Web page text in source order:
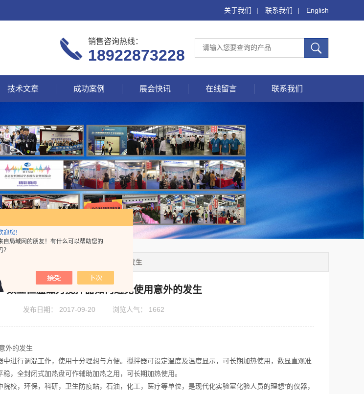
迎您！
自局域网的朋友！有什么可以帮助您的
？
关于我们 | 联系我们 | English
销售咨询热线：
18922873228
技术文章 成功案例 展会快讯 在线留言 联系我们
> 数显恒温磁力搅拌器如何避免使用意外的发生
数显恒温磁力搅拌器如何避免使用意外的发生
发布日期： 2017-09-20 浏览人气： 1662
外的发生
进行调混工作，使用十分理想与方便。搅拌器可设定温度及温度显示，可长期加热使用，数显直观准
，全封闭式加热盘可作辅助加热之用，可长期加热使用。
校，环保，科研，卫生防疫站，石油，化工，医疗等单位，是现代化实验室化验人员的理想*的仪器，